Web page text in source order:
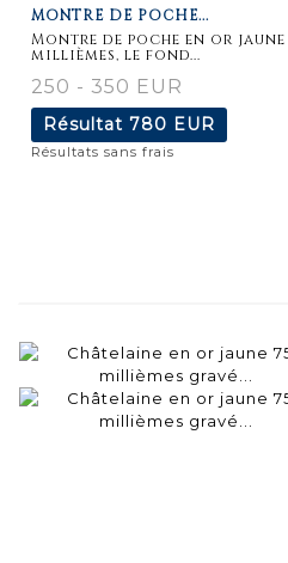
MONTRE DE POCHE...
Montre de poche en or jaune
millièmes, le fond...
250 - 350 EUR
Résultat 780 EUR
Résultats sans frais